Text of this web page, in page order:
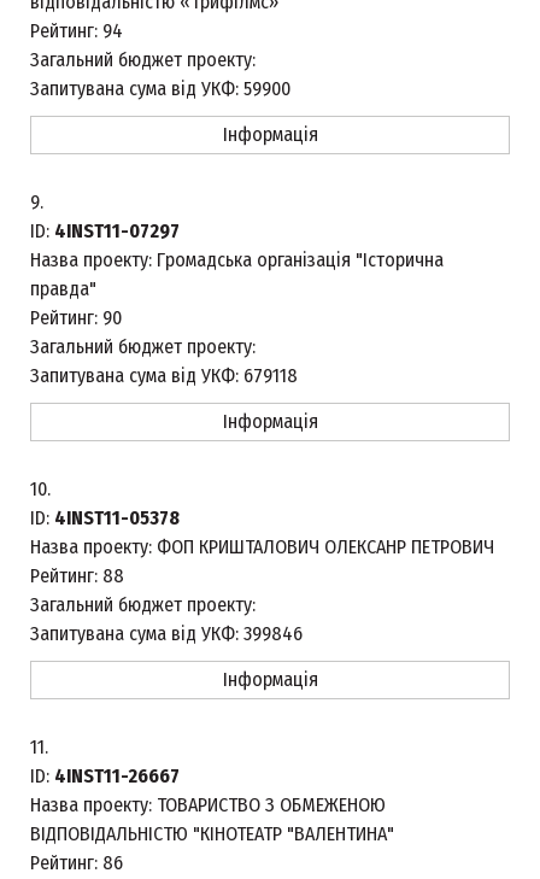
Рейтинг: 94
Загальний бюджет проекту:
Запитувана сума від УКФ: 59900
Інформація
9.
ID: 4INST11-07297
Назва проекту: Громадська організація "Історична
правда"
Рейтинг: 90
Загальний бюджет проекту:
Запитувана сума від УКФ: 679118
Інформація
10.
ID: 4INST11-05378
Назва проекту: ФОП КРИШТАЛОВИЧ ОЛЕКСАНР ПЕТРОВИЧ
Рейтинг: 88
Загальний бюджет проекту:
Запитувана сума від УКФ: 399846
Інформація
11.
ID: 4INST11-26667
Назва проекту: ТОВАРИСТВО З ОБМЕЖЕНОЮ
ВІДПОВІДАЛЬНІСТЮ "КІНОТЕАТР "ВАЛЕНТИНА"
Рейтинг: 86